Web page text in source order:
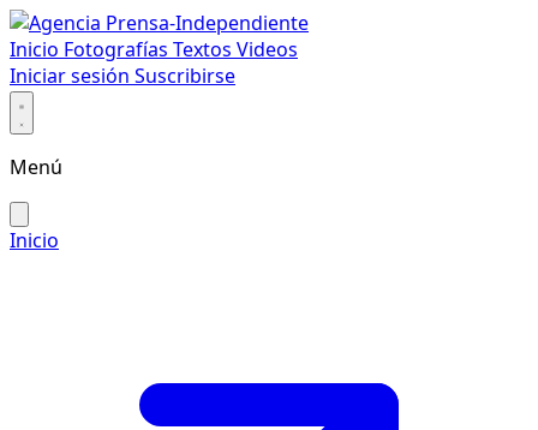
Inicio Fotografías Textos Videos
Iniciar sesión Suscribirse
Menú
Inicio